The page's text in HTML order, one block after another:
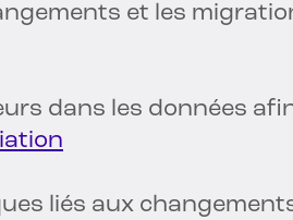
et les
dans les données
liés aux